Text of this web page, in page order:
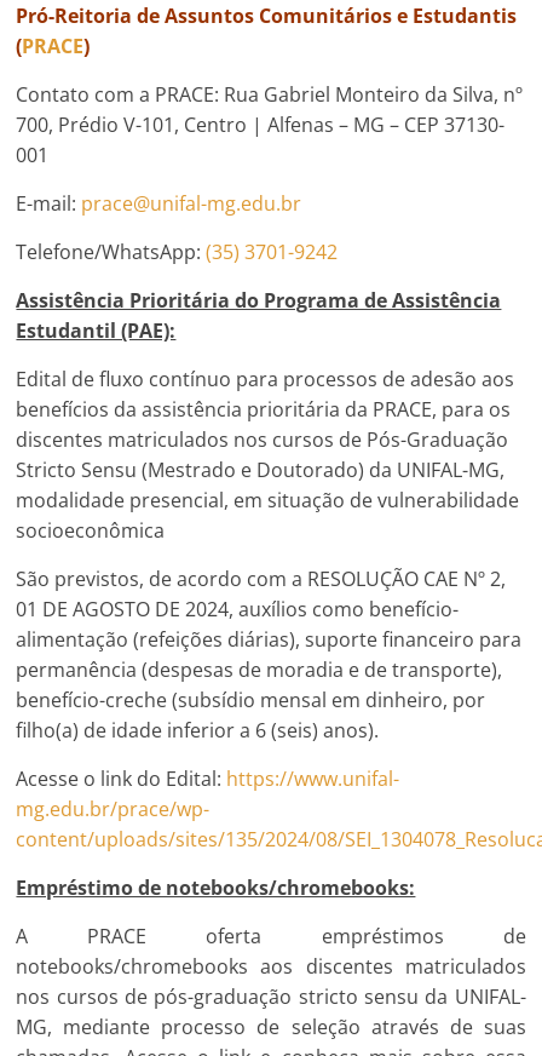
Pró-Reitoria de Assuntos Comunitários e Estudantis
(PRACE)
Contato com a PRACE: Rua Gabriel Monteiro da Silva, nº
700, Prédio V-101, Centro | Alfenas – MG – CEP 37130-
001
E-mail: prace@unifal-mg.edu.br
Telefone/WhatsApp:(35) 3701-9242
Assistência Prioritária do Programa de Assistência
Estudantil (PAE):
Edital de fluxo contínuo para processos de adesão aos
benefícios da assistência prioritária da PRACE, para os
discentes matriculados nos cursos de Pós-Graduação
Stricto Sensu (Mestrado e Doutorado) da UNIFAL-MG,
modalidade presencial, em situação de vulnerabilidade
socioeconômica
São previstos, de acordo com a RESOLUÇÃO CAE Nº 2,
01 DE AGOSTO DE 2024, auxílios como benefício-
alimentação (refeições diárias), suporte financeiro para
permanência (despesas de moradia e de transporte),
benefício-creche (subsídio mensal em dinheiro, por
filho(a) de idade inferior a 6 (seis) anos).
Acesse o link do Edital: https://www.unifal-
mg.edu.br/prace/wp-
content/uploads/sites/135/2024/08/
Empréstimo de notebooks/chromebooks:
A PRACE oferta empréstimos de
notebooks/chromebooks aos discentes matriculados
nos cursos de pós-graduação stricto sensu da UNIFAL-
MG, mediante processo de seleção através de suas